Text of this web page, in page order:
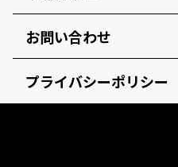
お問い合わせ
プライバシーポリシー